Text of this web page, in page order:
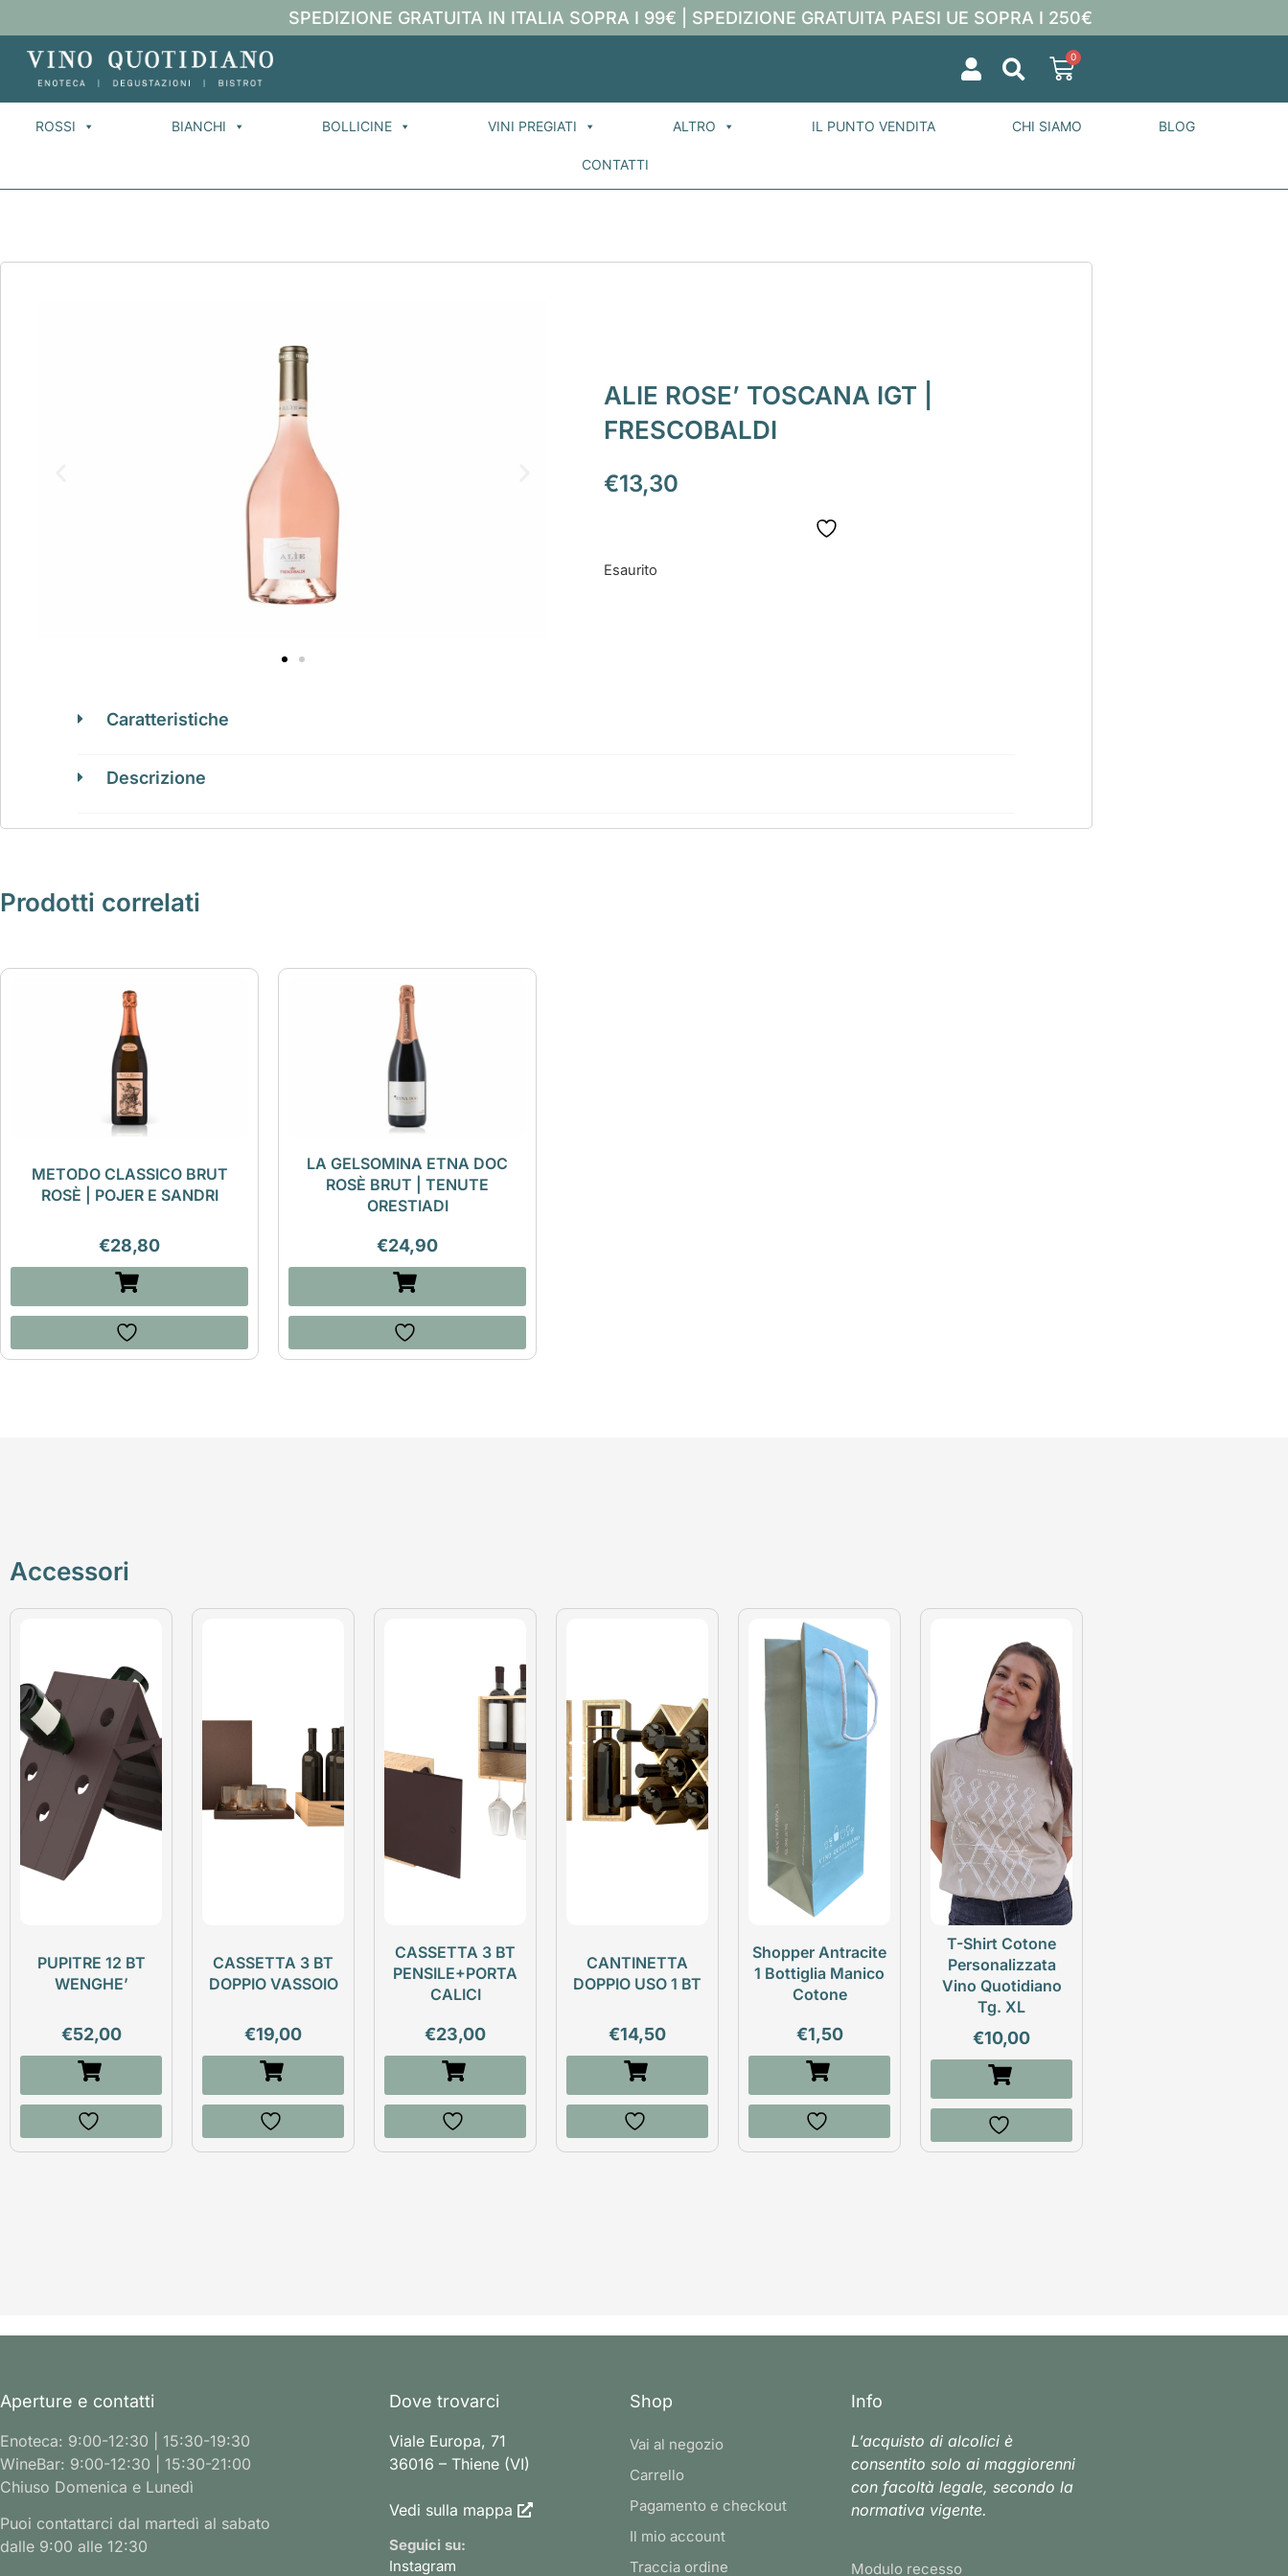
SPEDIZIONE GRATUITA IN ITALIA SOPRA I 99€ | SPEDIZIONE GRATUITA PAESI UE SOPRA I 250€
0
ROSSI BIANCHI BOLLICINE VINI PREGIATI ALTRO IL PUNTO VENDITA CHI SIAMO BLOG
CONTATTI
ALIE ROSE’ TOSCANA IGT |
FRESCOBALDI
€13,30
Esaurito
Caratteristiche
Descrizione
Prodotti correlati
METODO CLASSICO BRUT
ROSÈ | POJER E SANDRI
€28,80
LA GELSOMINA ETNA DOC
ROSÈ BRUT | TENUTE
ORESTIADI
€24,90
Accessori
PUPITRE 12 BT
WENGHE’
€52,00
CASSETTA 3 BT
DOPPIO VASSOIO
€19,00
CASSETTA 3 BT
PENSILE+PORTA
CALICI
€23,00
CANTINETTA
DOPPIO USO 1 BT
€14,50
Shopper Antracite
1 Bottiglia Manico
Cotone
€1,50
T-Shirt Cotone
Personalizzata
Vino Quotidiano
Tg. XL
€10,00
Aperture e contatti
Enoteca: 9:00-12:30 | 15:30-19:30
WineBar: 9:00-12:30 | 15:30-21:00
Chiuso Domenica e Lunedì
Puoi contattarci dal martedì al sabato
dalle 9:00 alle 12:30
Dove trovarci
Viale Europa, 71
36016 – Thiene (VI)
Vedi sulla mappa
Seguici su:
Instagram
Shop
Vai al negozio
Carrello
Pagamento e checkout
Il mio account
Traccia ordine
Info
L’acquisto di alcolici è
consentito solo ai maggiorenni
con facoltà legale, secondo la
normativa vigente.
Modulo recesso